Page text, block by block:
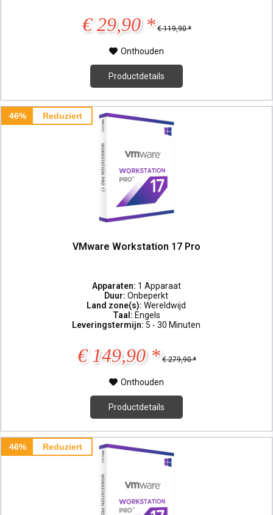
€ 29,90 * € 119,90 *
Onthouden
Productdetails
46% Reduziert
VMware Workstation 17 Pro
Apparaten: 1 Apparaat
Duur:Onbeperkt
Land zone(s):Wereldwijd
Taal: Engels
Leveringstermijn: 5 - 30 Minuten
€ 149,90 * € 279,90 *
Onthouden
Productdetails
46% Reduziert